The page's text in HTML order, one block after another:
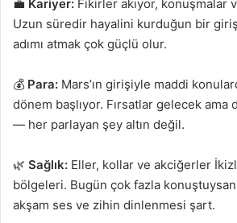
💼 Kariyer: Fikirler akıyor, konuşmalar
Uzun süredir hayalini kurduğun bir
adımı atmak çok güçlü olur.
💰 Para: Mars’ın girişiyle maddi
dönem başlıyor. Fırsatlar gelecek
— her parlayan şey altın değil.
🌿 Sağlık: Eller, kollar ve akciğerler
bölgeleri. Bugün çok fazla
akşam ses ve zihin dinlenmesi şart.